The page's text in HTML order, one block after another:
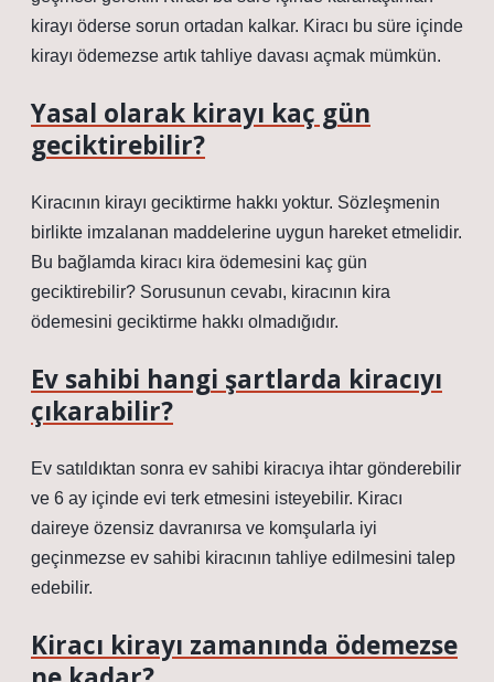
kirayı öderse sorun ortadan kalkar. Kiracı bu süre içinde
kirayı ödemezse artık tahliye davası açmak mümkün.
Yasal olarak kirayı kaç gün
geciktirebilir?
Kiracının kirayı geciktirme hakkı yoktur. Sözleşmenin
birlikte imzalanan maddelerine uygun hareket etmelidir.
Bu bağlamda kiracı kira ödemesini kaç gün
geciktirebilir? Sorusunun cevabı, kiracının kira
ödemesini geciktirme hakkı olmadığıdır.
Ev sahibi hangi şartlarda kiracıyı
çıkarabilir?
Ev satıldıktan sonra ev sahibi kiracıya ihtar gönderebilir
ve 6 ay içinde evi terk etmesini isteyebilir. Kiracı
daireye özensiz davranırsa ve komşularla iyi
geçinmezse ev sahibi kiracının tahliye edilmesini talep
edebilir.
Kiracı kirayı zamanında ödemezse